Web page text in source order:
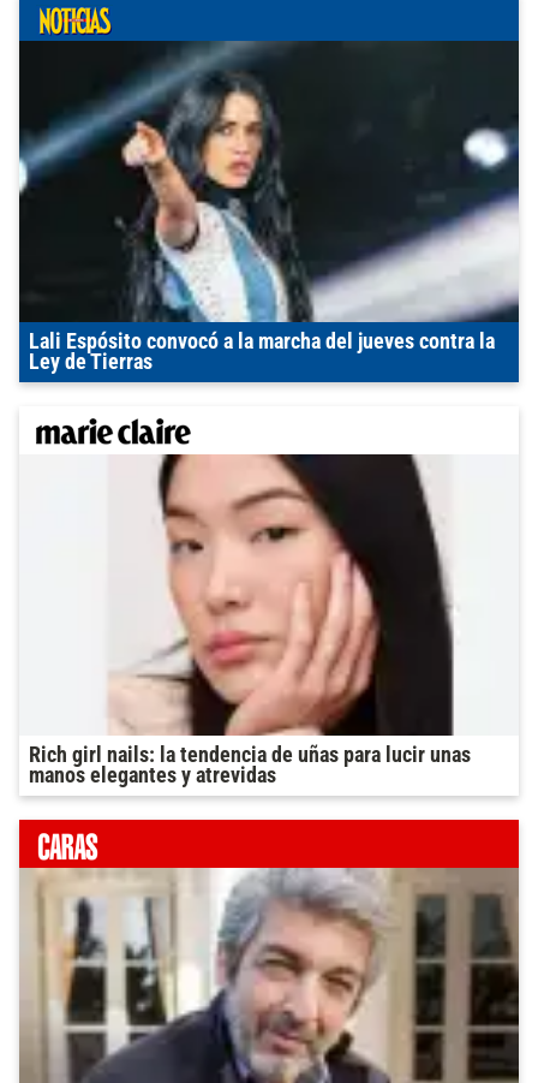
Lali Espósito convocó a la marcha del jueves contra la
Ley de Tierras
Rich girl nails: la tendencia de uñas para lucir unas
manos elegantes y atrevidas